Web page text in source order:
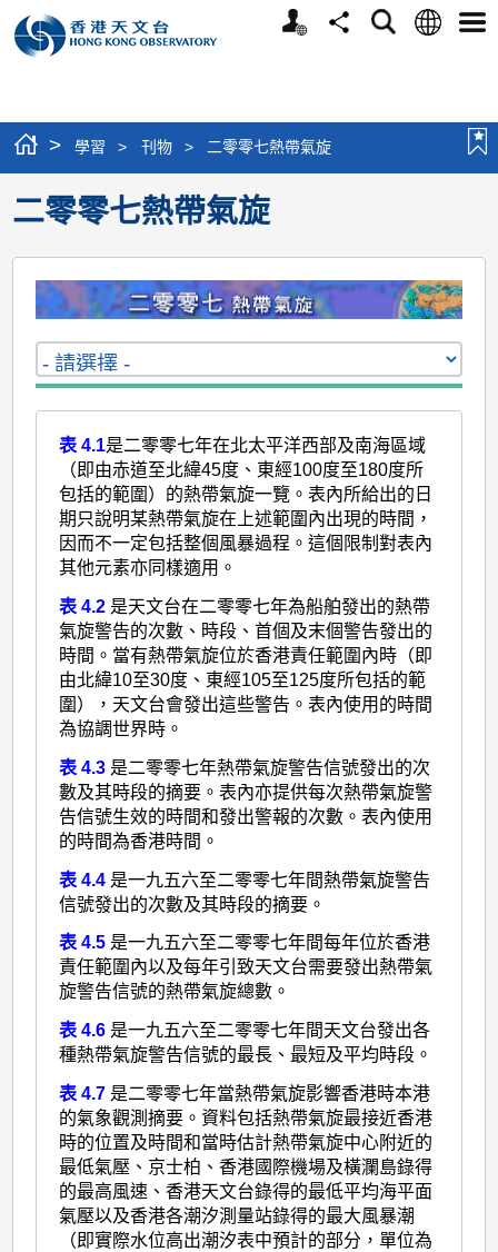
個
分
搜
語
選
> 學習 > 刊物 > 二零零七熱帶氣旋
二零零七熱帶氣旋
表 4.1是二零零七年在北太平洋西部及南海區域
（即由赤道至北緯45度、東經100度至180度所
包括的範圍）的熱帶氣旋一覽。表內所給出的日
期只說明某熱帶氣旋在上述範圍內出現的時間，
因而不一定包括整個風暴過程。這個限制對表內
其他元素亦同樣適用。
表 4.2 是天文台在二零零七年為船舶發出的熱帶
氣旋警告的次數、時段、首個及末個警告發出的
時間。當有熱帶氣旋位於香港責任範圍內時（即
由北緯10至30度、東經105至125度所包括的範
圍），天文台會發出這些警告。表內使用的時間
為協調世界時。
表 4.3 是二零零七年熱帶氣旋警告信號發出的次
數及其時段的摘要。表內亦提供每次熱帶氣旋警
告信號生效的時間和發出警報的次數。表內使用
的時間為香港時間。
表 4.4 是一九五六至二零零七年間熱帶氣旋警告
信號發出的次數及其時段的摘要。
表 4.5 是一九五六至二零零七年間每年位於香港
責任範圍內以及每年引致天文台需要發出熱帶氣
旋警告信號的熱帶氣旋總數。
表 4.6 是一九五六至二零零七年間天文台發出各
種熱帶氣旋警告信號的最長、最短及平均時段。
表 4.7 是二零零七年當熱帶氣旋影響香港時本港
的氣象觀測摘要。資料包括熱帶氣旋最接近香港
時的位置及時間和當時估計熱帶氣旋中心附近的
最低氣壓、京士柏、香港國際機場及橫瀾島錄得
的最高風速、香港天文台錄得的最低平均海平面
氣壓以及香港各潮汐測量站錄得的最大風暴潮
（即實際水位高出潮汐表中預計的部分，單位為